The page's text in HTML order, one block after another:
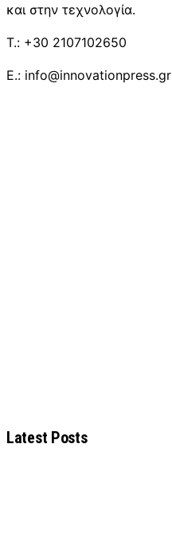
και στην τεχνολογία.
T.: +30 2107102650
E.: info@innovationpress.gr
Latest Posts